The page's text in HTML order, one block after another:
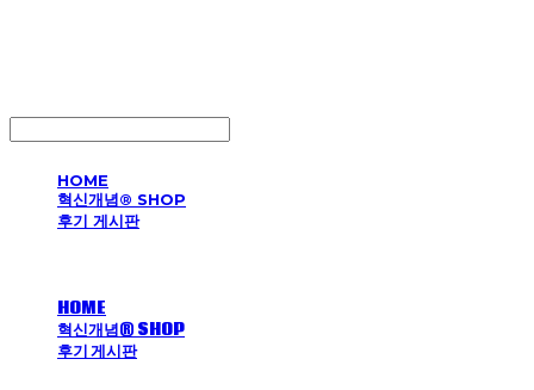
HOME
혁신개념® SHOP
후기 게시판
HOME
혁신개념® SHOP
후기 게시판